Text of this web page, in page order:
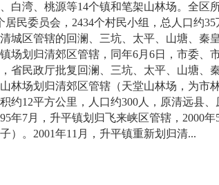
白湾、桃源等14个镇和笔架山林场。全区
居民委员会，2434个村民小组，总人口约
城区管辖的回澜、三坑、太平、山塘、秦
场划归清郊区管辖，同年6月6日，市委、
省民政厅批复回澜、三坑、太平、山塘、
林场划归清郊区管辖（天堂山林场，为市
约12平方公里，人口约300人，原清远县
年7月，升平镇划归飞来峡区管辖，2000
）。2001年11月，升平镇重新划归清...